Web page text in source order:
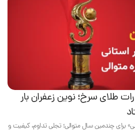
طلای سرخ؛ نوین زعفران بار
برای چندمین سال متوالی؛ تجلی تداوم، کیفیت و